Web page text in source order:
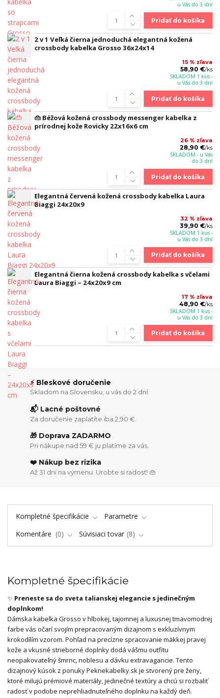
u Vás do 3 dní
Pridať do košíka
2 v 1 Veľká čierna jednoduchá elegantná kožená
crossbody kabelka Grosso 36x24x14
15 % zľava
58,90 €/ks
SKLADOM 1 kus -
u Vás do 3 dní
Pridať do košíka
👜 Béžová kožená crossbody messenger kabelka z
prírodnej kože Rovicky 22x16x6 cm
26 % zľava
28,90 €/ks
SKLADOM - u Vás
do 3 dní
Pridať do košíka
Elegantná červená kožená crossbody kabelka Laura
Biaggi 24x20x9
32 % zľava
39,90 €/ks
SKLADOM 1 kus -
u Vás do 3 dní
Pridať do košíka
Elegantná čierna kožená crossbody kabelka s včelami
Laura Biaggi – 24x20x9 cm
17 % zľava
48,90 €/ks
SKLADOM 1 kus -
u Vás do 3 dní
Pridať do košíka
⚡ Bleskové doručenie
Skladom na Slovensku, u vás do 2 dní.
📬 Lacné poštovné
Za doručenie zaplatíte iba 2,90 €.
🎁 Doprava ZADARMO
Pri nákupe nad 59 € ju platíme za vás.
❤️ Nákup bez rizika
Až 31 dní na výmenu. Urobte si radosť! 👜
Kompletné špecifikácie
Parametre
Komentáre
0 Súvisiaci tovar 8
Kompletné špecifikácie
✨ Preneste sa do sveta talianskej elegancie s jedinečným
doplnkom!
Dámska kabelka Grosso v hlbokej, tajomnej a luxusnej tmavomodrej
farbe vás očarí svojím prepracovaným dizajnom s exkluzívnym
krokodílím vzorom. Pohľad na precízne spracovanie mäkkej pravej
kože a vkusné strieborné doplnky dodá vášmu outfitu
neopakovateľný šmrnc, noblesu a dávku extravagancie. Tento
dizajnový kúsok z ponuky Peknekabelky.sk je stvorený pre ženy,
ktoré milujú prémiové materiály, jedinečné textúry a chcú si rozbaliť
radosť v podobe neprehliadnuteľného doplnku na každý deň.